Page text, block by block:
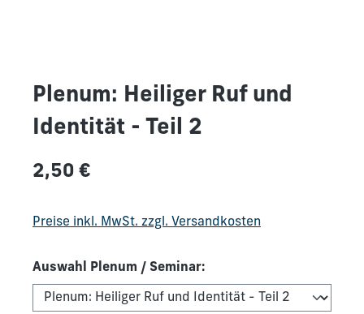
Plenum: Heiliger Ruf und
Identität - Teil 2
Regulärer Preis:
2,50 €
Preise inkl. MwSt. zzgl. Versandkosten
Auswahl Plenum / Seminar: